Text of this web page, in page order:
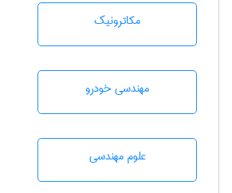
مکاترونیک
مهندسی خودرو
علوم مهندسی